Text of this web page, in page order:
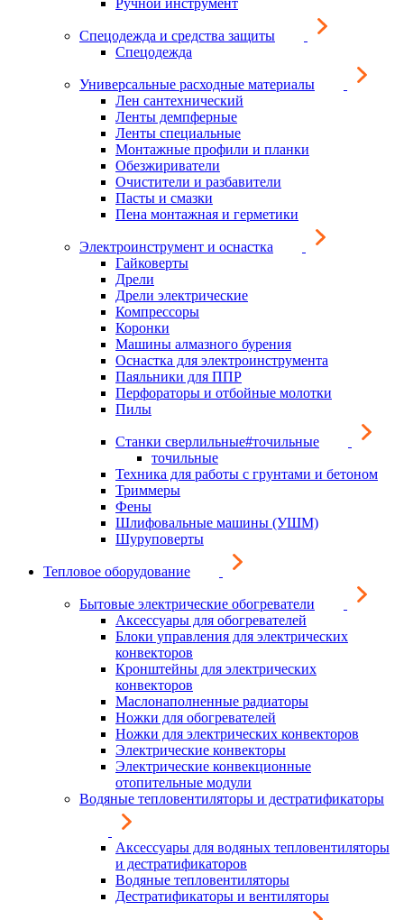
Ручной инструмент
Спецодежда и средства защиты
Спецодежда
Универсальные расходные материалы
Лен сантехнический
Ленты демпферные
Ленты специальные
Монтажные профили и планки
Обезжириватели
Очистители и разбавители
Пасты и смазки
Пена монтажная и герметики
Электроинструмент и оснастка
Гайковерты
Дрели
Дрели электрические
Компрессоры
Коронки
Машины алмазного бурения
Оснастка для электроинструмента
Паяльники для ППР
Перфораторы и отбойные молотки
Пилы
Станки сверлильные#точильные
точильные
Техника для работы с грунтами и бетоном
Триммеры
Фены
Шлифовальные машины (УШМ)
Шуруповерты
Тепловое оборудование
Бытовые электрические обогреватели
Аксессуары для обогревателей
Блоки управления для электрических
конвекторов
Кронштейны для электрических
конвекторов
Маслонаполненные радиаторы
Ножки для обогревателей
Ножки для электрических конвекторов
Электрические конвекторы
Электрические конвекционные
отопительные модули
Водяные тепловентиляторы и дестратификаторы
Аксессуары для водяных тепловентиляторы
и дестратификаторов
Водяные тепловентиляторы
Дестратификаторы и вентиляторы